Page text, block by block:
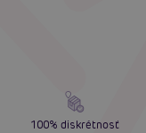
100% diskrétnosť